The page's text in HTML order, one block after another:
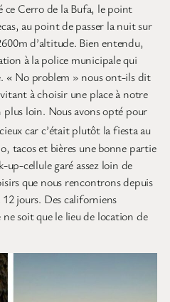
ce Cerro de la Bufa, le point
au point de passer la nuit sur
d’altitude. Bien entendu,
à la police municipale qui
« No problem » nous ont-ils dit
à choisir une place à notre
plus loin. Nous avons opté pour
car c’était plutôt la fiesta au
tacos et bières une bonne partie
up-cellule garé assez loin de
que nous rencontrons depuis
jours. Des californiens
soit que le lieu de location de